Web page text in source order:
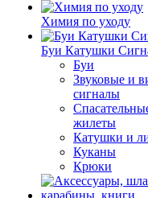
Химия по уходу
Буи Катушки
Буи
Звуковые и
сигналы
жилеты
Катушки и
Куканы
Крюки